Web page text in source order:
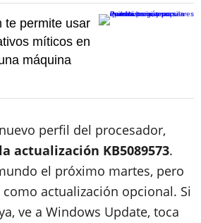
te permite usar
míticos en
máquina
perfil del procesador,
actualización KB5089573.
el próximo martes, pero
actualización opcional. Si
ve a Windows Update, toca